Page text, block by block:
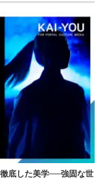
底した美学──強固な世